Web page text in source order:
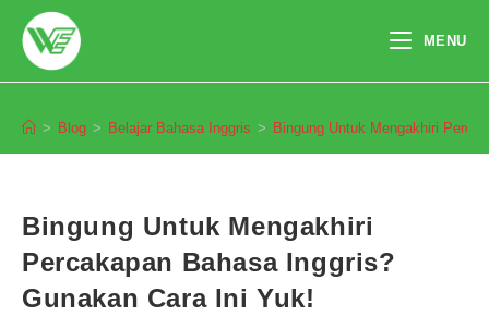
content
MENU
> Blog > Belajar Bahasa Inggris > Bingung Untuk Mengakhiri
Bingung Untuk Mengakhiri
Percakapan Bahasa Inggris?
Gunakan Cara Ini Yuk!